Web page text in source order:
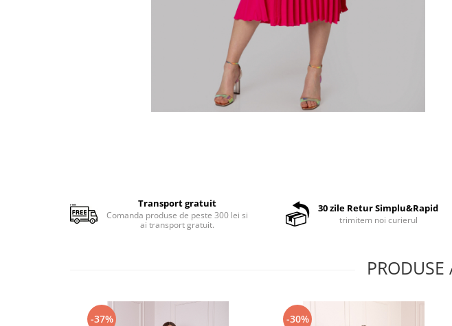
Transport gratuit
Comanda produse de peste 300 lei si
ai transport gratuit.
30 zile Retur Simplu&Rapid
trimitem noi curierul
PRODUSE
-37% -30%